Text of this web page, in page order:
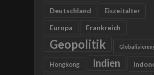
Deutschland Eiszeitalter
Europa Frankreich
Geopolitik
Hongkong Indien